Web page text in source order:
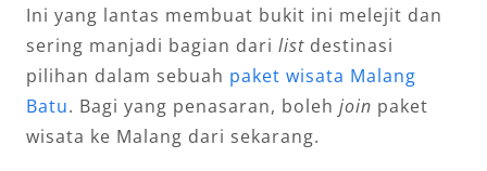
Ini yang lantas membuat bukit ini melejit dan
sering manjadi bagian dari listdestinasi
pilihan dalam sebuah paket wisata Malang
Batu. Bagi yang penasaran, boleh join paket
wisata ke Malang dari sekarang.